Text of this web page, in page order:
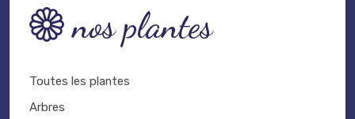
nos plantes
Toutes les plantes
Arbres